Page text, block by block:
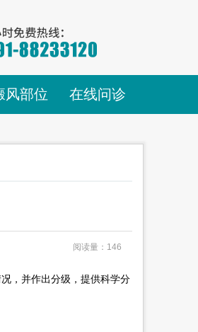
风部位 在线问诊
阅读量：146
，并作出分级，提供科学分